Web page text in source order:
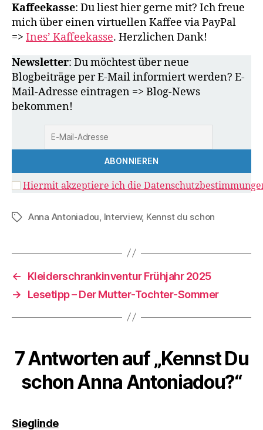
Kaffeekasse: Du liest hier gerne mit? Ich freue
mich über einen virtuellen Kaffee via PayPal
=> Ines’ Kaffeekasse. Herzlichen Dank!
Newsletter: Du möchtest über neue
Blogbeiträge per E-Mail informiert werden? E-
Mail-Adresse eintragen => Blog-News
bekommen!
Hiermit akzeptiere ich die
Schlagwörter
Anna Antoniadou Interview, Kennst du schon
←
Kleiderschrankinventur Frühjahr 2025
→
Lesetipp – Der Mutter-Tochter-Sommer
7 Antworten auf „Kennst Du
schon Anna Antoniadou?“
Sieglindesagt: